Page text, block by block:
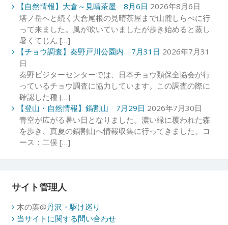
【自然情報】大倉～見晴茶屋 8月6日 2026年8月6日
塔ノ岳へと続く大倉尾根の見晴茶屋まで山麓しらべに行
って来ました。風が吹いていましたが歩き始めると蒸し
暑くてじん […]
【チョウ調査】秦野戸川公園内 7月31日 2026年7月31
日
秦野ビジターセンターでは、日本チョウ類保全協会が行
っているチョウ調査に協力しています。この調査の際に
確認した種 […]
【登山・自然情報】鍋割山 7月29日 2026年7月30日
青空が広がる暑い日となりました。濃い緑に覆われた森
を歩き、真夏の鍋割山へ情報収集に行ってきました。コ
ース：二俣 […]
サイト管理人
木の葉@丹沢・駆け巡り
当サイトに関する問い合わせ